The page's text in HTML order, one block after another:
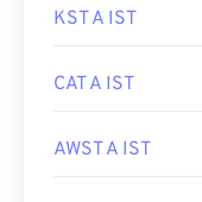
KST A IST
CAT A IST
AWST A IST